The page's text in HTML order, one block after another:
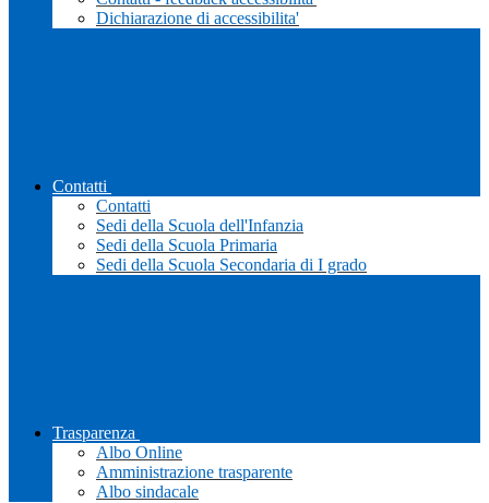
Dichiarazione di accessibilita'
Contatti
Contatti
Sedi della Scuola dell'Infanzia
Sedi della Scuola Primaria
Sedi della Scuola Secondaria di I grado
Trasparenza
Albo Online
Amministrazione trasparente
Albo sindacale